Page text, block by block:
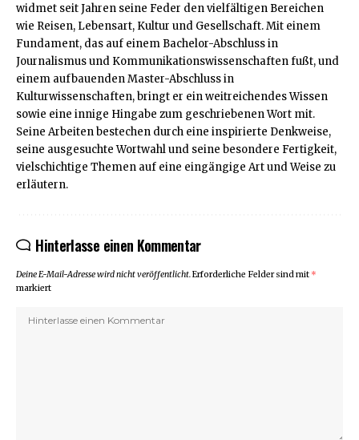
widmet seit Jahren seine Feder den vielfältigen Bereichen
wie Reisen, Lebensart, Kultur und Gesellschaft. Mit einem
Fundament, das auf einem Bachelor-Abschluss in
Journalismus und Kommunikationswissenschaften fußt, und
einem aufbauenden Master-Abschluss in
Kulturwissenschaften, bringt er ein weitreichendes Wissen
sowie eine innige Hingabe zum geschriebenen Wort mit.
Seine Arbeiten bestechen durch eine inspirierte Denkweise,
seine ausgesuchte Wortwahl und seine besondere Fertigkeit,
vielschichtige Themen auf eine eingängige Art und Weise zu
erläutern.
Hinterlasse einen Kommentar
Deine E-Mail-Adresse wird nicht veröffentlicht.Erforderliche Felder sind mit *
markiert